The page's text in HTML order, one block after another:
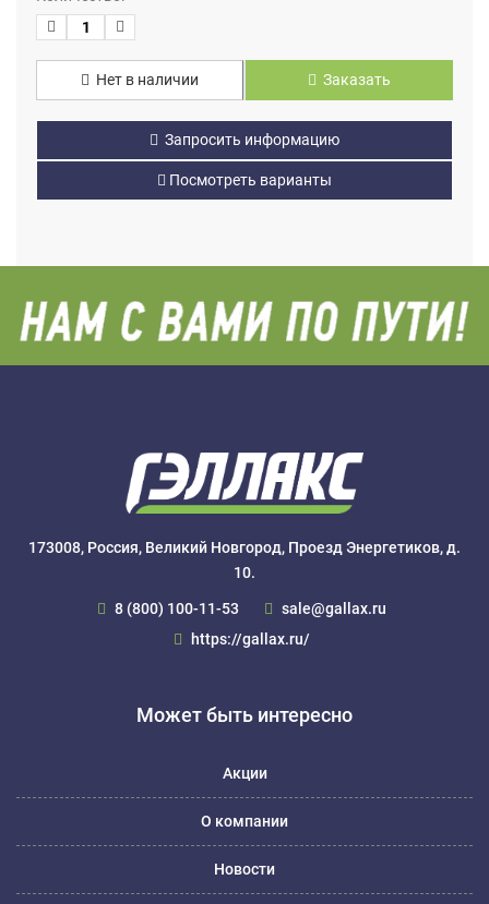
Нет в наличии Заказать
Запросить информацию
Посмотреть варианты
173008, Россия, Великий Новгород, Проезд Энергетиков, д.
10.
8 (800) 100-11-53
sale@gallax.ru
https://gallax.ru/
Может быть интересно
Акции
О компании
Новости